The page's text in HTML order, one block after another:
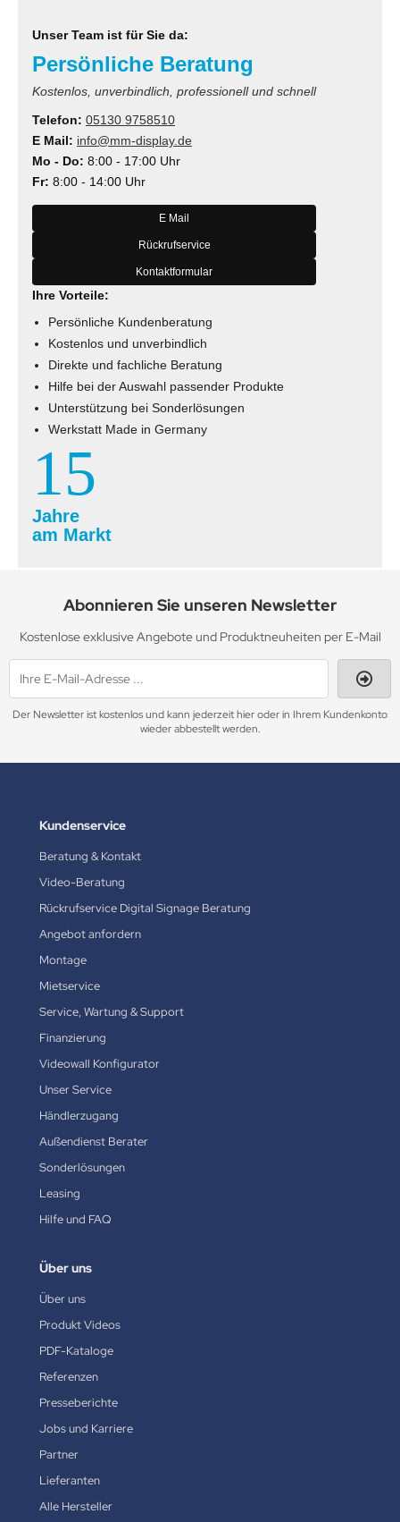
Unser Team ist für Sie da:
Persönliche Beratung
Kostenlos, unverbindlich, professionell und schnell
Telefon: 05130 9758510
E Mail: info@mm-display.de
Mo - Do: 8:00 - 17:00 Uhr
Fr: 8:00 - 14:00 Uhr
E Mail
Rückrufservice
Kontaktformular
Ihre Vorteile:
Persönliche Kundenberatung
Kostenlos und unverbindlich
Direkte und fachliche Beratung
Hilfe bei der Auswahl passender Produkte
Unterstützung bei Sonderlösungen
Werkstatt Made in Germany
15
Jahre
am Markt
Abonnieren Sie unseren Newsletter
Kostenlose exklusive Angebote und Produktneuheiten per E-Mail
Der Newsletter ist kostenlos und kann jederzeit hier oder in Ihrem Kundenkonto
wieder abbestellt werden.
Kundenservice
Beratung & Kontakt
Video-Beratung
Rückrufservice Digital Signage Beratung
Angebot anfordern
Montage
Mietservice
Service, Wartung & Support
Finanzierung
Videowall Konfigurator
Unser Service
Händlerzugang
Außendienst Berater
Sonderlösungen
Leasing
Hilfe und FAQ
Über uns
Über uns
Produkt Videos
PDF-Kataloge
Referenzen
Presseberichte
Jobs und Karriere
Partner
Lieferanten
Alle Hersteller